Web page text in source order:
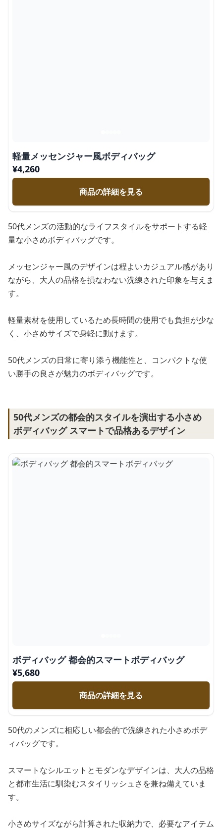
軽量メッセンジャー風ボディバッグ
¥4,260
商品の詳細を見る
50代メンズの活動的なライフスタイルをサポートする軽
量な小さめボディバッグです。
メッセンジャー風のデザインは程よいカジュアル感があり
ながら、大人の品格を損なわない洗練された印象を与えま
す。
軽量素材を使用しているため長時間の使用でも負担が少な
く、小さめサイズで身軽に動けます。
50代メンズの日常に寄り添う機能性と、コンパクトな使
い勝手の良さが魅力のボディバッグです。
50代メンズの都会的スタイルを演出する小さめ
ボディバッグ スマートで品格あるデザイン
ボディバッグ 都会的スマートボディバッグ
¥5,680
商品の詳細を見る
50代のメンズに相応しい都会的で洗練された小さめボデ
ィバッグです。
スマートなシルエットとモダンなデザインは、大人の品格
と都市生活に馴染むスタイリッシュさを兼ね備えていま
す。
小さめサイズながら計算された収納力で、必要なアイテム